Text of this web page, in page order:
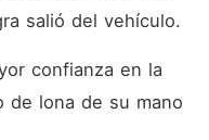
salió del vehículo.
confianza en la
de lona de su mano